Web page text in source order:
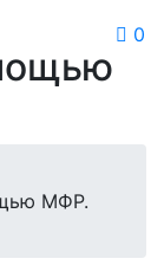
0
МФР.